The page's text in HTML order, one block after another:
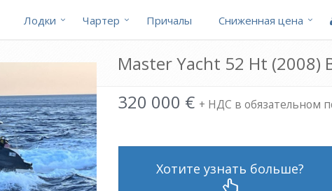
Лодки Чартер Причалы Cниженная цена
Master Yacht 52 Ht (2008)
В
320 000 € + НДС в обязательном
Хотите узнать больше?